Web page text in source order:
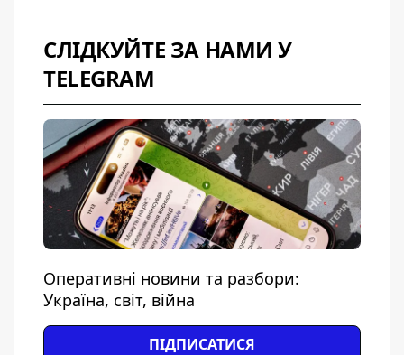
СЛІДКУЙТЕ ЗА НАМИ У
TELEGRAM
Оперативні новини та разбори:
Україна, світ, війна
ПІДПИСАТИСЯ